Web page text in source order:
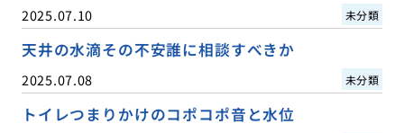
2025.07.10 未分類
天井の水滴その不安誰に相談すべきか
2025.07.08 未分類
トイレつまりかけのコポコポ音と水位